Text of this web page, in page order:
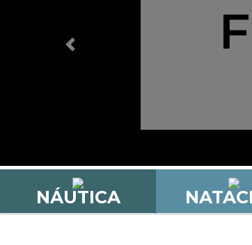
Siguiente
NÁUTICA